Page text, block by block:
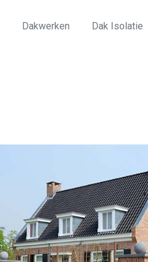
Dakwerken Dak Isolatie